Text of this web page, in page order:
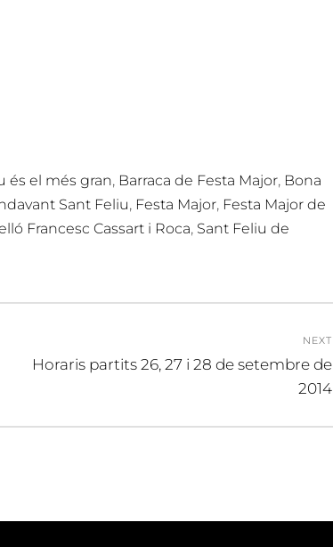
és el més gran, Barraca de Festa Major, Bona
Sant Feliu, Festa Major, Festa Major de
Francesc Cassart i Roca, Sant Feliu de
NEXT
Next
Horaris partits 26, 27 i 28 de setembre de
2014